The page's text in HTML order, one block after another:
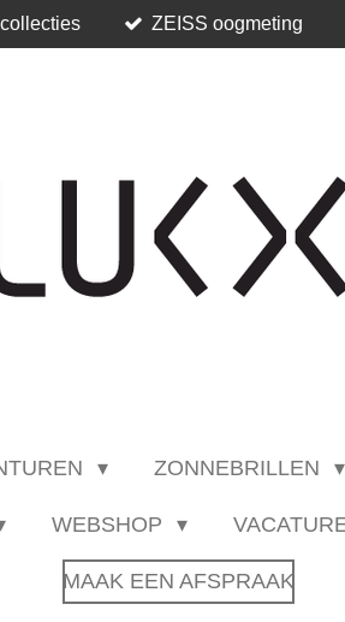
ZEISS oogmeting
ZONNEBRILLEN
WEBSHOP
MAAK EEN AFSPRAAK